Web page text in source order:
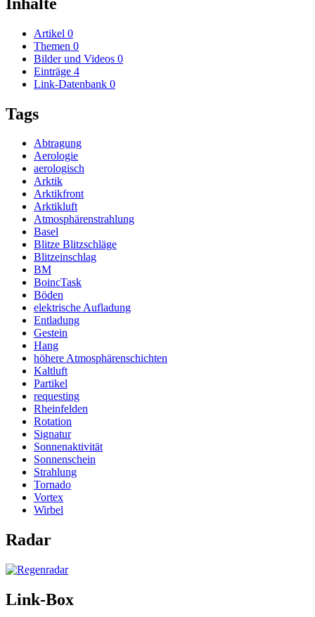
Artikel 0
Themen 0
Bilder und Videos 0
Einträge 4
Link-Datenbank 0
Tags
Abtragung
Aerologie
aerologisch
Arktik
Arktikfront
Arktikluft
Atmosphärenstrahlung
Basel
Blitze Blitzschläge
Blitzeinschlag
BM
BoincTask
Böden
elektrische Aufladung
Entladung
Gestein
Hang
höhere Atmosphärenschichten
Kaltluft
Partikel
requesting
Rheinfelden
Rotation
Signatur
Sonnenaktivität
Sonnenschein
Strahlung
Tornado
Vortex
Wirbel
Radar
Link-Box